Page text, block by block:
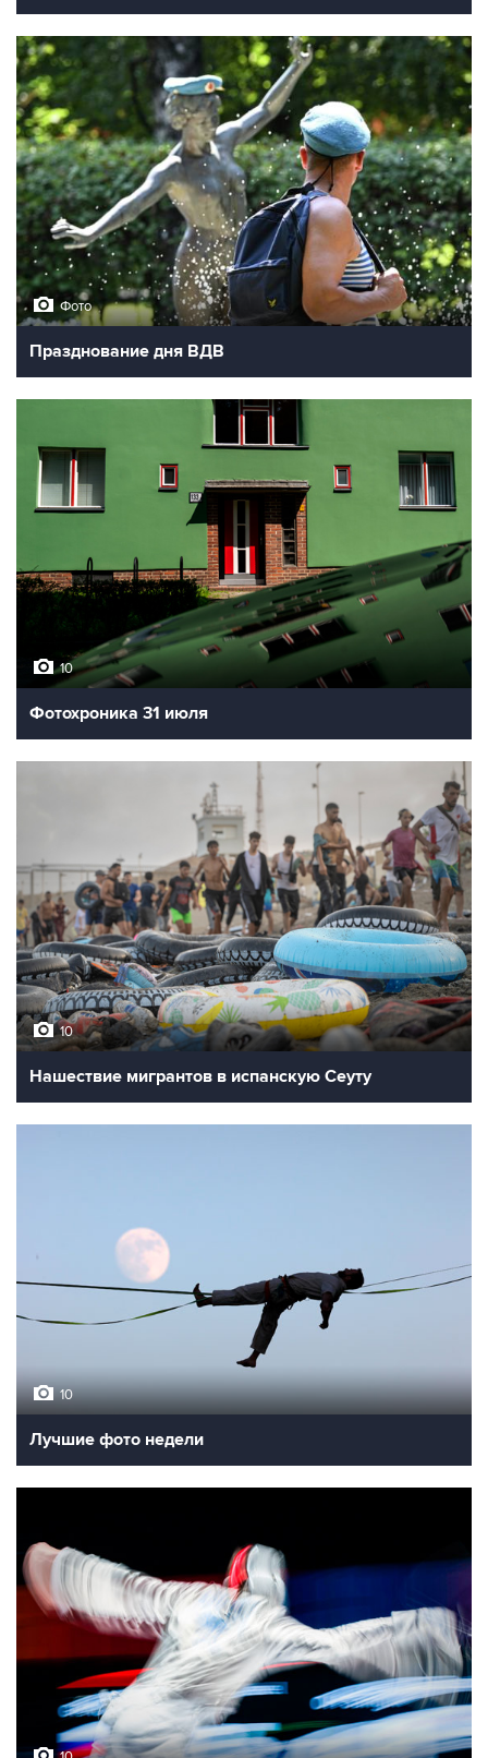
Фото
Празднование дня ВДВ
10
Фотохроника 31 июля
10
Нашествие мигрантов в испанскую Сеуту
10
Лучшие фото недели